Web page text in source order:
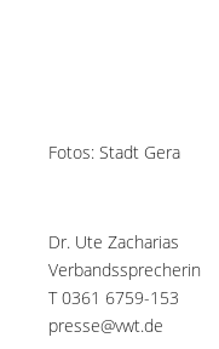
Fotos: Stadt Gera
Dr. Ute Zacharias
Verbandssprecherin
T 0361 6759-153
presse@vwt.de